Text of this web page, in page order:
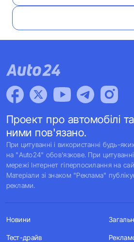
Проект про автомобілі
ними пов'язано.
При цитуванні і використанні будь-
на "Auto24" обов'язкове. При
мережі Інтернет гіперпосилання на
Матеріали зі знаком "Реклама"
реклами.
Новини
Тест-драйв